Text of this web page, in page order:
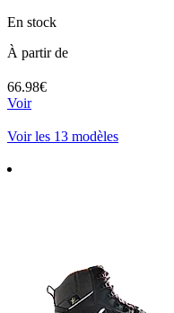
En stock
À partir de
66.98€
Voir
Voir les 13 modèles